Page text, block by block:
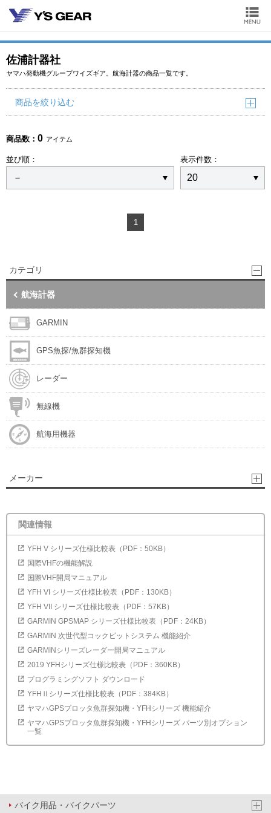
佐浦計器社
ヤマハ発動機グループワイズギア。航海計器の商品一覧です。
商品を絞り込む
商品数： 0 アイテム
並び順： 表示件数：
1
カテゴリ
航海計器
GARMIN
GPS魚探/魚群探知機
レーダー
無線機
航海用機器
メーカー
関連情報
YFH V シリーズ仕様比較表（PDF：50KB）
国際VHFの機能解説
国際VHF開局マニュアル
YFH VI シリーズ仕様比較表（PDF：130KB）
YFH VII シリーズ仕様比較表（PDF：57KB）
GARMIN GPSMAP シリーズ仕様比較表（PDF：24KB）
GARMIN 次世代型コックピットシステム 機能紹介
GARMINシリーズレーダー開局マニュアル
2019 YFHシリーズ仕様比較表（PDF：360KB）
プログラミングソフト ダウンロード
YFHⅡシリーズ仕様比較表（PDF：384KB）
ヤマハGPSプロッタ魚群探知機・YFHシリーズ 機能紹介
ヤマハGPSプロッタ魚群探知機・YFHシリーズ パーツ別オプション
一覧
バイク用品・バイクパーツ